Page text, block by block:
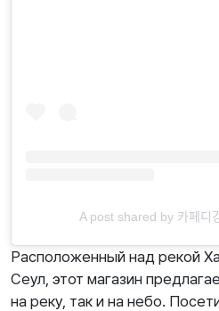
A post shared by 카페
Расположенный над рекой
Сеул, этот магазин
на реку, так и на небо.